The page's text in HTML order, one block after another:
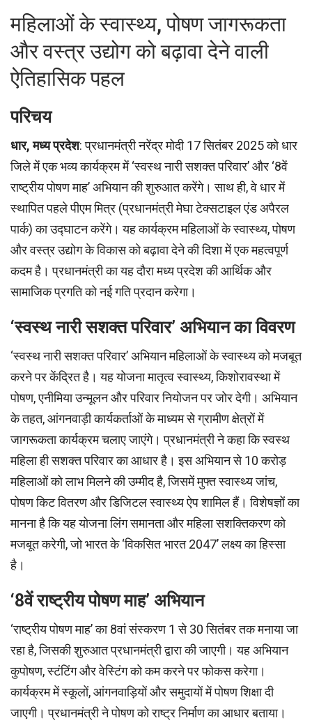
महिलाओं के स्वास्थ्य, पोषण जागरूकता
और वस्त्र उद्योग को बढ़ावा देने वाली
ऐतिहासिक पहल
परिचय
धार, मध्य प्रदेश: प्रधानमंत्री नरेंद्र मोदी 17 सितंबर 2025 को धार
जिले में एक भव्य कार्यक्रम में ‘स्वस्थ नारी सशक्त परिवार’ और ‘8वें
राष्ट्रीय पोषण माह’ अभियान की शुरुआत करेंगे। साथ ही, वे धार में
स्थापित पहले पीएम मित्र (प्रधानमंत्री मेघा टेक्सटाइल एंड अपैरल
पार्क) का उद्घाटन करेंगे। यह कार्यक्रम महिलाओं के स्वास्थ्य, पोषण
और वस्त्र उद्योग के विकास को बढ़ावा देने की दिशा में एक महत्वपूर्ण
कदम है। प्रधानमंत्री का यह दौरा मध्य प्रदेश की आर्थिक और
सामाजिक प्रगति को नई गति प्रदान करेगा।
‘स्वस्थ नारी सशक्त परिवार’ अभियान का विवरण
‘स्वस्थ नारी सशक्त परिवार’ अभियान महिलाओं के स्वास्थ्य को मजबूत
करने पर केंद्रित है। यह योजना मातृत्व स्वास्थ्य, किशोरावस्था में
पोषण, एनीमिया उन्मूलन और परिवार नियोजन पर जोर देगी। अभियान
के तहत, आंगनवाड़ी कार्यकर्ताओं के माध्यम से ग्रामीण क्षेत्रों में
जागरूकता कार्यक्रम चलाए जाएंगे। प्रधानमंत्री ने कहा कि स्वस्थ
महिला ही सशक्त परिवार का आधार है। इस अभियान से 10 करोड़
महिलाओं को लाभ मिलने की उम्मीद है, जिसमें मुफ्त स्वास्थ्य जांच,
पोषण किट वितरण और डिजिटल स्वास्थ्य ऐप शामिल हैं। विशेषज्ञों का
मानना है कि यह योजना लिंग समानता और महिला सशक्तिकरण को
मजबूत करेगी, जो भारत के ‘विकसित भारत 2047’ लक्ष्य का हिस्सा
है।
‘8वें राष्ट्रीय पोषण माह’ अभियान
‘राष्ट्रीय पोषण माह’ का 8वां संस्करण 1 से 30 सितंबर तक मनाया जा
रहा है, जिसकी शुरुआत प्रधानमंत्री द्वारा की जाएगी। यह अभियान
कुपोषण, स्टंटिंग और वेस्टिंग को कम करने पर फोकस करेगा।
कार्यक्रम में स्कूलों, आंगनवाड़ियों और समुदायों में पोषण शिक्षा दी
जाएगी। प्रधानमंत्री ने पोषण को राष्ट्र निर्माण का आधार बताया।